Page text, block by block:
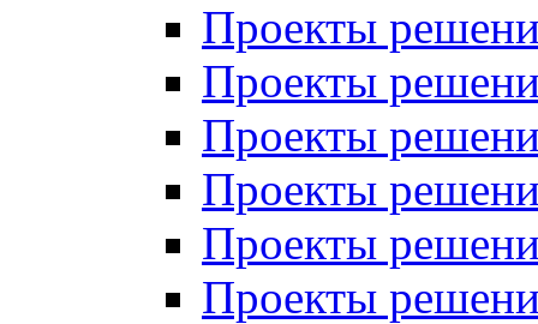
Проекты
Проекты
Проекты
Проекты
Проекты
Проекты